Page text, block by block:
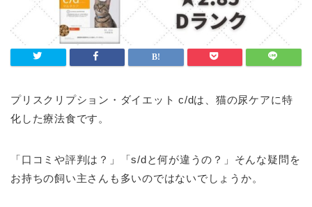
プリスクリプション・ダイエット c/dは、猫の尿ケアに特
化した療法食です。
「口コミや評判は？」「s/dと何が違うの？」そんな疑問を
お持ちの飼い主さんも多いのではないでしょうか。